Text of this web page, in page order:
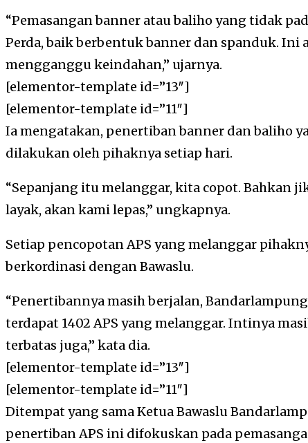
“Pemasangan banner atau baliho yang tidak
Perda, baik berbentuk banner dan spanduk.
mengganggu keindahan,” ujarnya.
[elementor-template id=”13″]
[elementor-template id=”11″]
Ia mengatakan, penertiban banner dan baliho
dilakukan oleh pihaknya setiap hari.
“Sepanjang itu melanggar, kita copot. Bahkan
layak, akan kami lepas,” ungkapnya.
Setiap pencopotan APS yang melanggar
berkordinasi dengan Bawaslu.
“Penertibannya masih berjalan,
terdapat 1402 APS yang melanggar. Intinya
terbatas juga,” kata dia.
[elementor-template id=”13″]
[elementor-template id=”11″]
Ditempat yang sama Ketua Bawaslu
penertiban APS ini difokuskan pada